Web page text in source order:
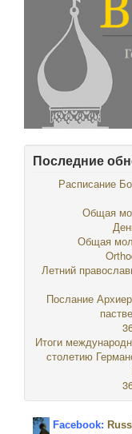
Последние
Расписание
Общая
Общая
Летний
Послание
Итоги
столетию
Facebook: